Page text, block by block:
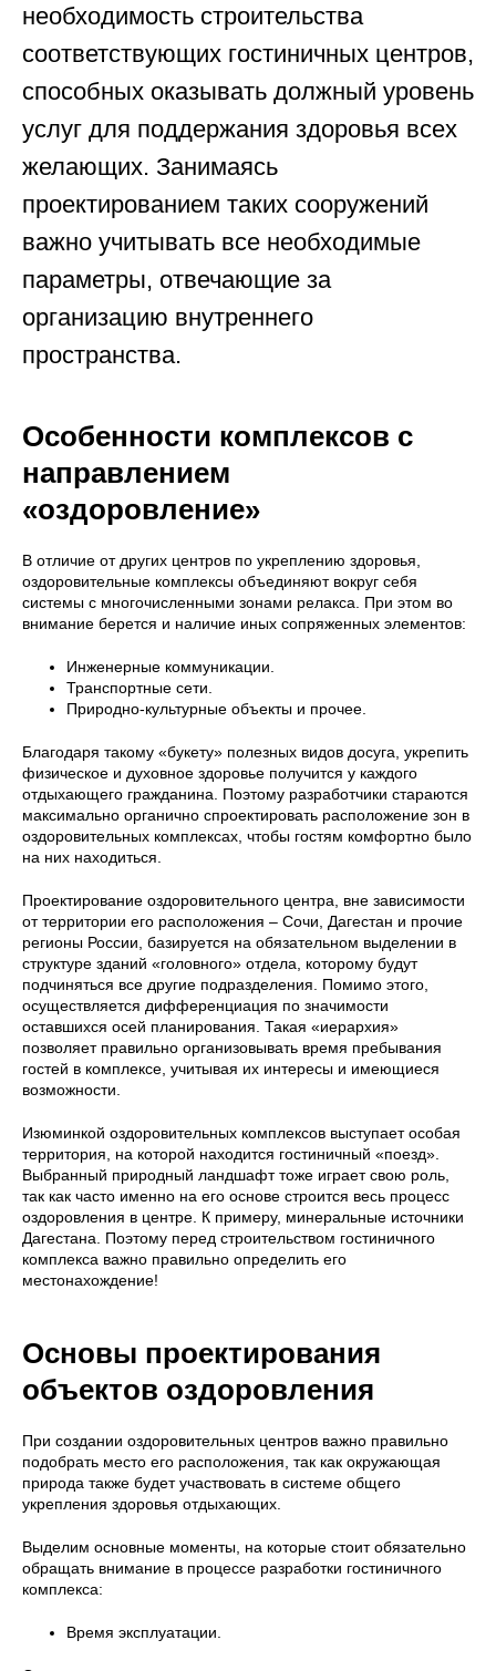
необходимость строительства
соответствующих гостиничных центров,
способных оказывать должный уровень
услуг для поддержания здоровья всех
желающих. Занимаясь
проектированием таких сооружений
важно учитывать все необходимые
параметры, отвечающие за
организацию внутреннего
пространства.
Особенности комплексов с
направлением
«оздоровление»
В отличие от других центров по укреплению здоровья,
оздоровительные комплексы объединяют вокруг себя
системы с многочисленными зонами релакса. При этом во
внимание берется и наличие иных сопряженных элементов:
Инженерные коммуникации.
Транспортные сети.
Природно-культурные объекты и прочее.
Благодаря такому «букету» полезных видов досуга, укрепить
физическое и духовное здоровье получится у каждого
отдыхающего гражданина. Поэтому разработчики стараются
максимально органично спроектировать расположение зон в
оздоровительных комплексах, чтобы гостям комфортно было
на них находиться.
Проектирование оздоровительного центра, вне зависимости
от территории его расположения – Сочи, Дагестан и прочие
регионы России, базируется на обязательном выделении в
структуре зданий «головного» отдела, которому будут
подчиняться все другие подразделения. Помимо этого,
осуществляется дифференциация по значимости
оставшихся осей планирования. Такая «иерархия»
позволяет правильно организовывать время пребывания
гостей в комплексе, учитывая их интересы и имеющиеся
возможности.
Изюминкой оздоровительных комплексов выступает особая
территория, на которой находится гостиничный «поезд».
Выбранный природный ландшафт тоже играет свою роль,
так как часто именно на его основе строится весь процесс
оздоровления в центре. К примеру, минеральные источники
Дагестана. Поэтому перед строительством гостиничного
комплекса важно правильно определить его
местонахождение!
Основы проектирования
объектов оздоровления
При создании оздоровительных центров важно правильно
подобрать место его расположения, так как окружающая
природа также будет участвовать в системе общего
укрепления здоровья отдыхающих.
Выделим основные моменты, на которые стоит обязательно
обращать внимание в процессе разработки гостиничного
комплекса:
Время эксплуатации.